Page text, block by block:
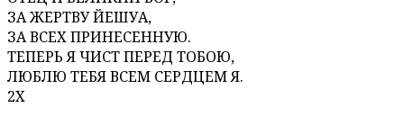
ЗА ЖЕРТВУ ЙЕШУА,
ЗА ВСЕХ ПРИНЕСЕННУЮ.
ТЕПЕРЬ Я ЧИСТ ПЕРЕД ТОБОЮ,
ЛЮБЛЮ ТЕБЯ ВСЕМ СЕРДЦЕМ Я.
2X